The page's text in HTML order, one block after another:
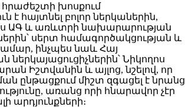
խոսքում
է հայտնել բոլոր ներկաներին,
ԱԳ և առևտրի նախարարության
սերտ համագործակցության և
ինչպես նաև Հայ
ներկայացուցիչներին՝ Նիկողոս
Իշտվանին և այլոց, նշելով, որ
ընթացքում միշտ զգացել է նրանց
առանց որի հնարավոր չէր
արդյունքների։